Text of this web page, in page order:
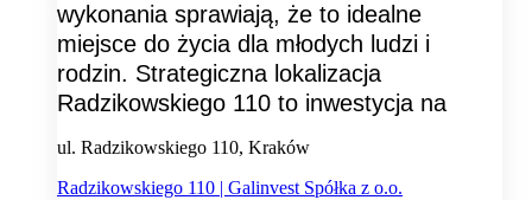
wykonania sprawiają, że to idealne
miejsce do życia dla młodych ludzi i
rodzin. Strategiczna lokalizacja
Radzikowskiego 110 to inwestycja na
ul. Radzikowskiego 110, Kraków
Radzikowskiego 110 | Galinvest Spółka z o.o.